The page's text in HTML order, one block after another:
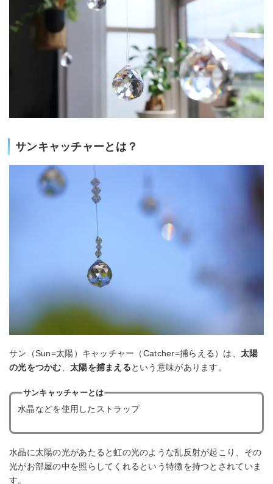
サンキャッチャーとは？
サン（Sun=太陽）キャッチャー（Catcher=捕らえる）は、 太陽
の光をつかむ、 太陽を捕まえるという意味があります。
サンキャッチャーとは
水晶などを使用したストラップ
水晶に太陽の光があたると虹の光のような乱反射が起こり、その
光がお部屋の中を照らしてくれるという特徴を持つとされていま
す。